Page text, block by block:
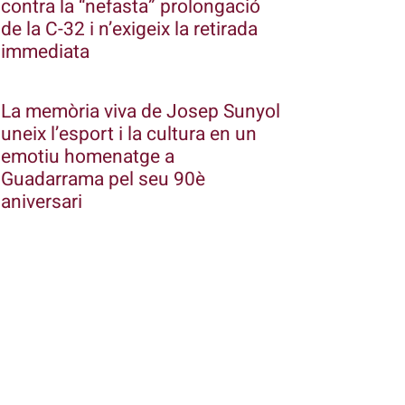
contra la “nefasta” prolongació
de la C-32 i n’exigeix la retirada
immediata
La memòria viva de Josep Sunyol
uneix l’esport i la cultura en un
emotiu homenatge a
Guadarrama pel seu 90è
aniversari